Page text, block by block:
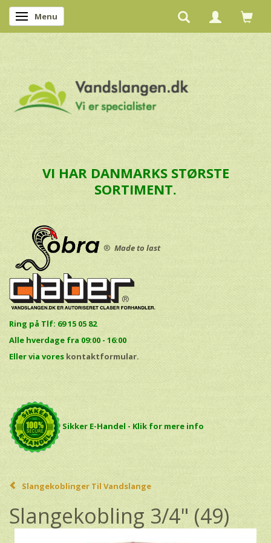
Skifte navigation
Menu
VI HAR DANMARKS STØRSTE
SORTIMENT.
® Made to last
Ring på Tlf: 69 15 05 82
Alle hverdage fra 09:00 - 16:00
Eller via vores kontaktformular.
Sikker E-Handel - Klik for mere info
Slangekoblinger Til Vandslange
Slangekobling 3/4" (49)